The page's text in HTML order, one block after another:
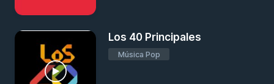
Los 40 Principales
Música Pop